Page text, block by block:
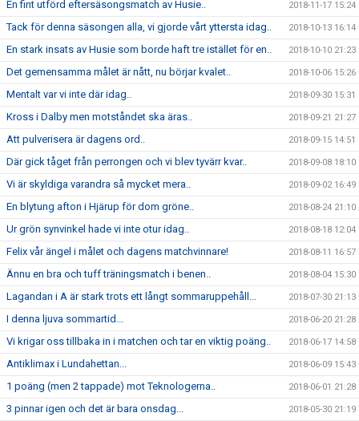
En fint utförd eftersäsongsmatch av Husie.. 2018-11-17 15:24
Tack för denna säsongen alla, vi gjorde vårt yttersta idag.. 2018-10-13 16:14
En stark insats av Husie som borde haft tre istället för en.. 2018-10-10 21:23
Det gemensamma målet är nått, nu börjar kvalet.. 2018-10-06 15:26
Mentalt var vi inte där idag.. 2018-09-30 15:31
Kross i Dalby men motståndet ska äras.. 2018-09-21 21:27
Att pulverisera är dagens ord.. 2018-09-15 14:51
Där gick tåget från perrongen och vi blev tyvärr kvar.. 2018-09-08 18:10
Vi är skyldiga varandra så mycket mera.. 2018-09-02 16:49
En blytung afton i Hjärup för dom gröne.. 2018-08-24 21:10
Ur grön synvinkel hade vi inte otur idag.. 2018-08-18 12:04
Felix vår ängel i målet och dagens matchvinnare! 2018-08-11 16:57
Ännu en bra och tuff träningsmatch i benen.. 2018-08-04 15:30
Lagandan i A är stark trots ett långt sommaruppehåll... 2018-07-30 21:13
I denna ljuva sommartid... 2018-06-20 21:28
Vi krigar oss tillbaka in i matchen och tar en viktig poäng.. 2018-06-17 14:58
Antiklimax i Lundahettan... 2018-06-09 15:43
1 poäng (men 2 tappade) mot Teknologerna.. 2018-06-01 21:28
3 pinnar igen och det är bara onsdag... 2018-05-30 21:19